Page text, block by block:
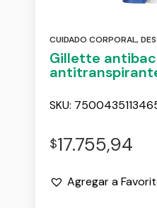
CUIDADO CORPORAL,
Gillette
SKU:
$17.755,94
Agregar a